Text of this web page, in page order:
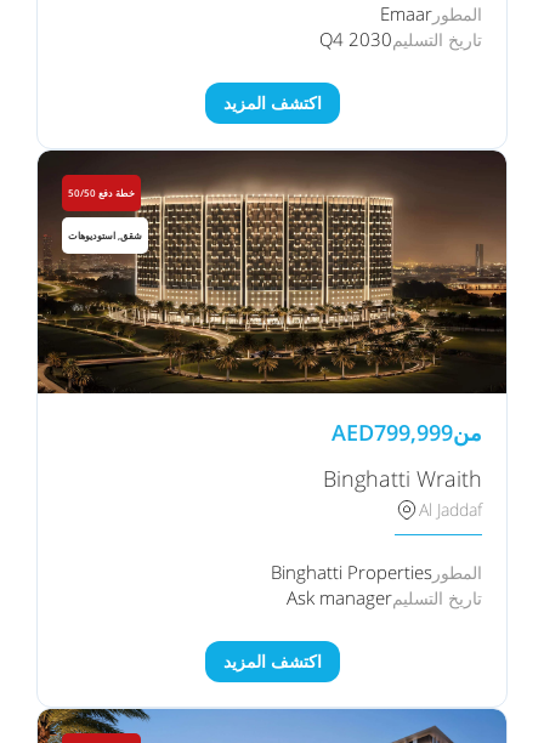
المطور Emaar
تاريخ التسليمQ4 2030
اكتشف المزيد
خطة دفع 50/50
شقق, استوديوهات
من AED799,999
Binghatti Wraith
Al Jaddaf
المطور Binghatti Properties
تاريخ التسليمAsk manager
اكتشف المزيد